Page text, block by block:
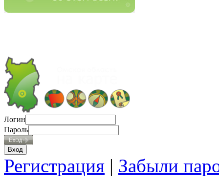
Логин
Пароль
Регистрация | Забыли